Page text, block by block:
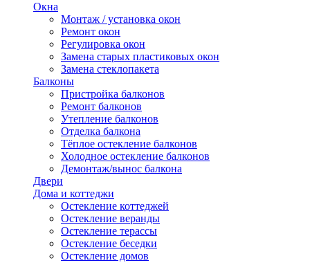
Окна
Монтаж / установка окон
Ремонт окон
Регулировка окон
Замена старых пластиковых окон
Замена стеклопакета
Балконы
Пристройка балконов
Ремонт балконов
Утепление балконов
Отделка балкона
Тёплое остекление балконов
Холодное остекление балконов
Демонтаж/вынос балкона
Двери
Дома и коттеджи
Остекление коттеджей
Остекление веранды
Остекление терассы
Остекление беседки
Остекление домов